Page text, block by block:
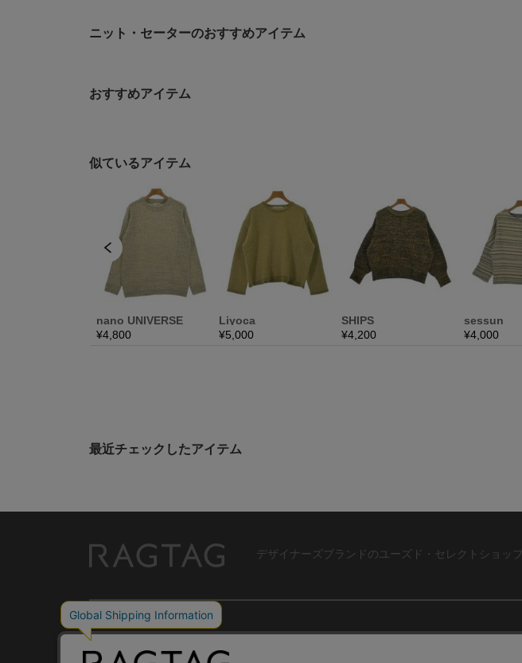
ニット・セーターのおすすめアイテム
おすすめアイテム
最近チェックしたアイテム
デザイナーズブランドのユーズド・セレクトショップ
USER GUIDE